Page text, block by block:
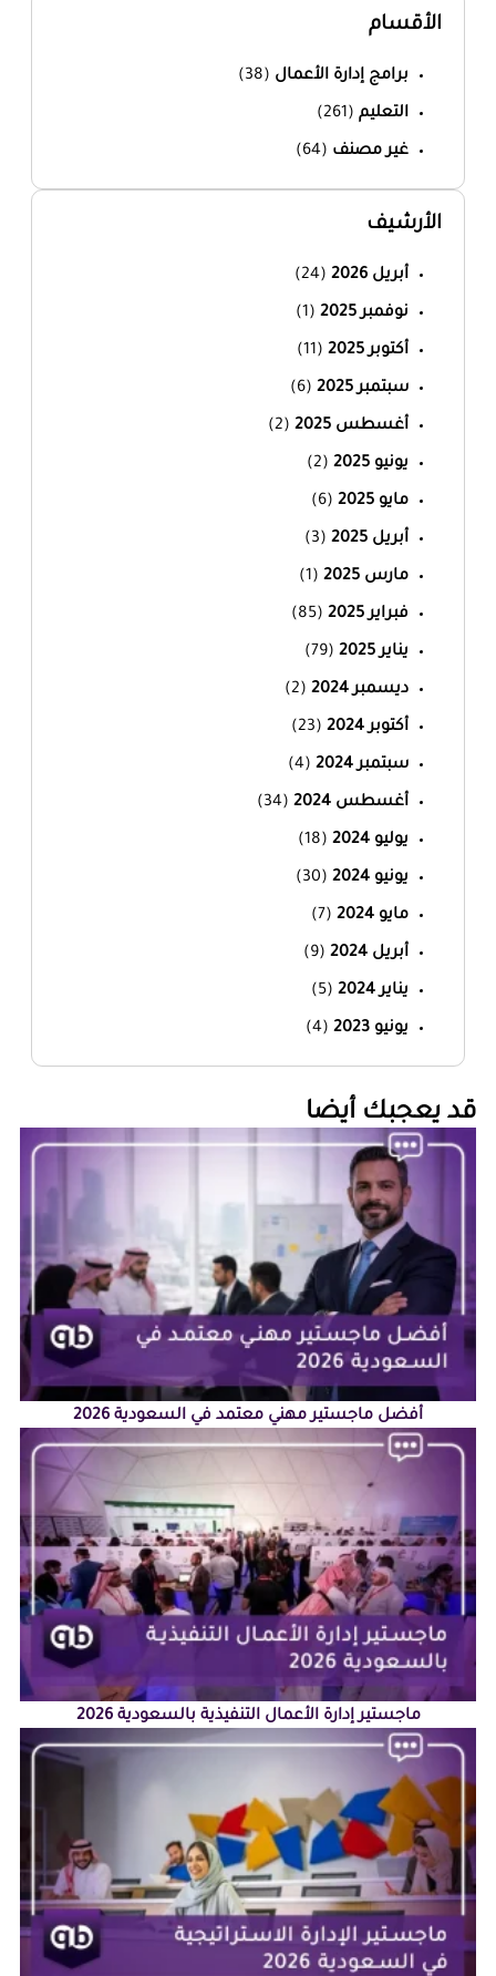
الأقسام
برامج إدارة الأعمال (38)
التعليم (261)
غير مصنف (64)
الأرشيف
أبريل 2026 (24)
نوفمبر 2025 (1)
أكتوبر 2025 (11)
سبتمبر 2025 (6)
أغسطس 2025 (2)
يونيو 2025 (2)
مايو 2025 (6)
أبريل 2025 (3)
مارس 2025 (1)
فبراير 2025 (85)
يناير 2025 (79)
ديسمبر 2024 (2)
أكتوبر 2024 (23)
سبتمبر 2024 (4)
أغسطس 2024 (34)
يوليو 2024 (18)
يونيو 2024 (30)
مايو 2024 (7)
أبريل 2024 (9)
يناير 2024 (5)
يونيو 2023 (4)
‏قد يعجبك أيضا‏
أفضل ماجستير مهني معتمد في السعودية 2026
ماجستير إدارة الأعمال التنفيذية بالسعودية 2026